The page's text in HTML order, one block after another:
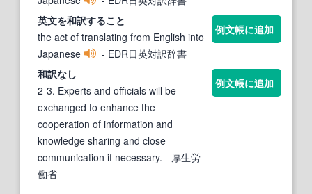
英文を和訳すること
the act of translating from English into
Japanese
- EDR日英対訳辞書
例文帳に追加
和訳なし
2-3. Experts and officials will be
exchanged to enhance the
cooperation of information and
knowledge sharing and close
communication if necessary. - 厚生労
働省
例文帳に追加